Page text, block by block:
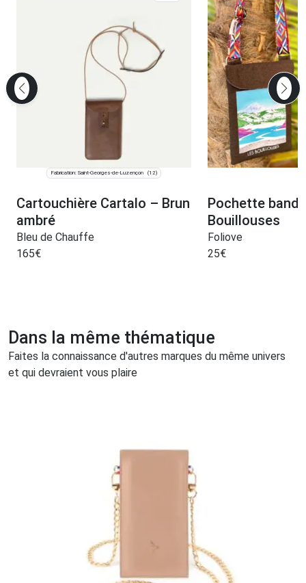
Fabrication: Saint-Georges-de-Luzençon (12)
Cartouchière Cartalo – Brun
ambré
Bleu de Chauffe
165€
Pochette
Bouillouses
Foliove
25€
Dans la même thématique
Faites la connaissance d'autres marques du même univers
et qui devraient vous plaire